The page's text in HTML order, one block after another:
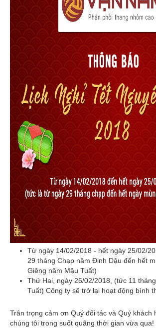
Từ ngày 14/02/2018 - hết ngày 25/02/
29 tháng Chạp năm Đinh Dậu đến hết
Giêng năm Mậu Tuất)
Thứ Hai, ngày 26/02/2018, (tức 11
Tuất) Công ty sẽ trở lại hoạt động bình
Trân trọng cảm ơn Quý đối tác và Quý khách
chúng tôi trong suốt quãng thời gian vừa qua!